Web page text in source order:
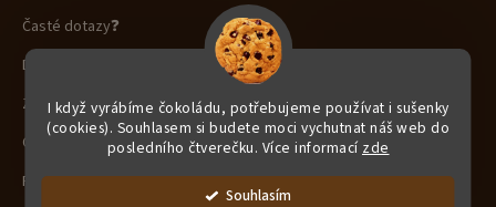
I když vyrábíme čokoládu, potřebujeme používat i sušenky
(cookies). Souhlasem si budete moci vychutnat náš web do
posledního čtverečku. Více informací zde
Souhlasím
Časté dotazy❓
Doprava a platba 🚚 🏦
Zajímavosti o čokoládě 🍫
Obchodní podmínky
Podmínky ochrany osobních údajů